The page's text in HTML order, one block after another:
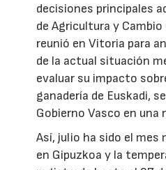
decisiones principales
de Agricultura y
reunió en Vitoria para
de la actual situación
evaluar su impacto
ganadería de Euskadi,
Gobierno Vasco en una
Así, julio ha sido el mes
en Gipuzkoa y la